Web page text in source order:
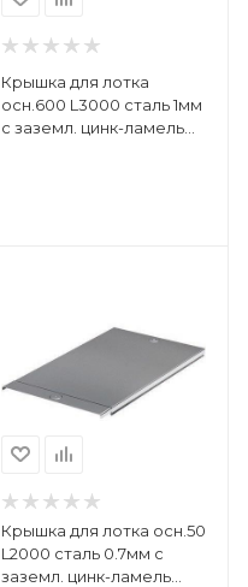
Крышка для лотка
осн.600 L3000 сталь 1мм
с заземл. цинк-ламель
Крышка для лотка осн.50
L2000 сталь 0.7мм с
заземл. цинк-ламель